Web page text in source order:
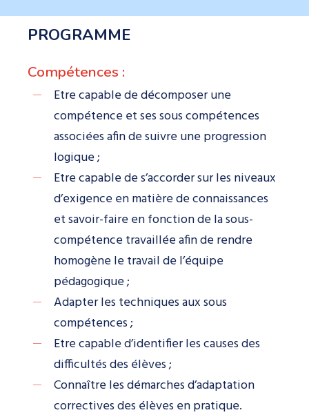
PROGRAMME
Compétences :
Etre capable de décomposer une
compétence et ses sous compétences
associées afin de suivre une progression
logique ;
Etre capable de s’accorder sur les niveaux
d’exigence en matière de connaissances
et savoir-faire en fonction de la sous-
compétence travaillée afin de rendre
homogène le travail de l’équipe
pédagogique ;
Adapter les techniques aux sous
compétences ;
Etre capable d’identifier les causes des
difficultés des élèves ;
Connaître les démarches d’adaptation
correctives des élèves en pratique.